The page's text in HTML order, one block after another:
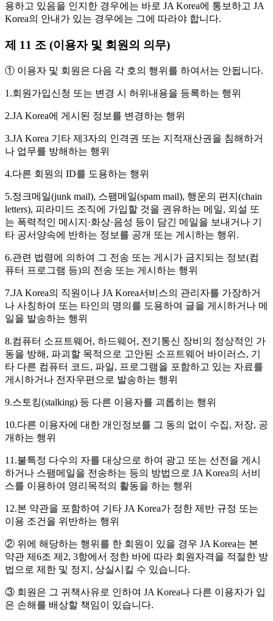
용하고 있음을 인지한 경우에는 바로 JA Korea에 통보하고 JA
Korea의 안내가 있는 경우에는 그에 따라야 합니다.
제 11 조 (이용자 및 회원의 의무)
① 이용자 및 회원은 다음 각 호의 행위를 하여서는 안됩니다.
1.회원가입신청 또는 변경 시 허위내용을 등록하는 행위
2.JA Korea에 게시된 정보를 변경하는 행위
3.JA Korea 기타 제3자의 인격권 또는 지적재산권을 침해하거
나 업무를 방해하는 행위
4.다른 회원의 ID를 도용하는 행위
5.정크메일(junk mail), 스팸메일(spam mail), 행운의 편지(chain
letters), 피라미드 조직에 가입할 것을 권유하는 메일, 외설 또
는 폭력적인 메시지·화상·음성 등이 담긴 메일을 보내거나 기
타 공서양속에 반하는 정보를 공개 또는 게시하는 행위.
6.관련 법령에 의하여 그 전송 또는 게시가 금지되는 정보(컴
퓨터 프로그램 등)의 전송 또는 게시하는 행위
7.JA Korea의 직원이나 JA Korea서비스의 관리자를 가장하거
나 사칭하여 또는 타인의 명의를 도용하여 글을 게시하거나 메
일을 발송하는 행위
8.컴퓨터 소프트웨어, 하드웨어, 전기통신 장비의 정상적인 가
동을 방해, 파괴할 목적으로 고안된 소프트웨어 바이러스, 기
타 다른 컴퓨터 코드, 파일, 프로그램을 포함하고 있는 자료를
게시하거나 전자우편으로 발송하는 행위
9.스토킹(stalking) 등 다른 이용자를 괴롭히는 행위
10.다른 이용자에 대한 개인정보를 그 동의 없이 수집, 저장, 공
개하는 행위
11.불특정 다수의 자를 대상으로 하여 광고 또는 선전을 게시
하거나 스팸메일을 전송하는 등의 방법으로 JA Korea의 서비
스를 이용하여 영리목적의 활동을 하는 행위
12.본 약관을 포함하여 기타 JA Korea가 정한 제반 규정 또는
이용 조건을 위반하는 행위
② 위에 해당하는 행위를 한 회원이 있을 경우 JA Korea는 본
약관 제6조 제2, 3항에서 정한 바에 따라 회원자격을 적절한 방
법으로 제한 및 정지, 상실시킬 수 있습니다.
③ 회원은 그 귀책사유로 인하여 JA Korea나 다른 이용자가 입
은 손해를 배상할 책임이 있습니다.